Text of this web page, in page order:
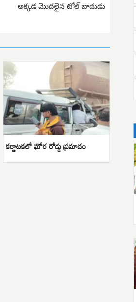
అక్కడ మొదలైన టోల్ బాదుడు
కర్ణాటకలో ఘోర రోడ్డు ప్రమాదం